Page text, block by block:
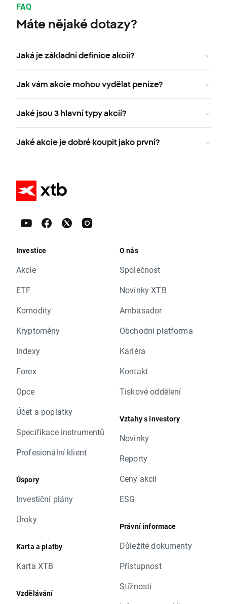
FAQ
Máte nějaké dotazy?
Jaká je základní definice akcií?
Jak vám akcie mohou vydělat peníze?
Jaké jsou 3 hlavní typy akcií?
Jaké akcie je dobré koupit jako první?
Investice
Akcie
ETF
Komodity
Kryptoměny
Indexy
Forex
Opce
Účet a poplatky
Specifikace instrumentů
Profesionální klient
Úspory
Investiční plány
Úroky
Karta a platby
Karta XTB
Vzdělávání
O nás
Společnost
Novinky XTB
Ambasador
Obchodní platforma
Kariéra
Kontakt
Tiskové oddělení
Vztahy s investory
Novinky
Reporty
Ceny akcií
ESG
Právní informace
Důležité dokumenty
Přístupnost
Stížnosti